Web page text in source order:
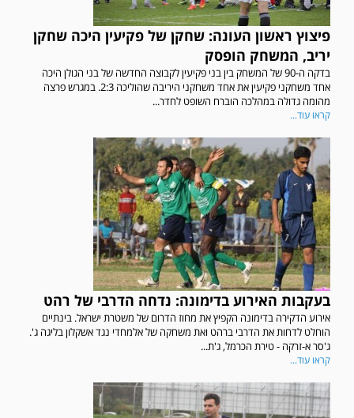
פיצוץ ראשון העונה: שחקן של פקיעין היכה שחקן
יריב, המשחק הופסק
בדקה ה-90 של המשחק בין בני פקיעין לקבוצה החדשה של בני הגולן היכה
אחד משחקני פקיעין את אחד משחקני היריבה שהוליכה 2:3. במגרש פרצה
מהומה גדולה במהלכה הוברח השופט לחדר...
קראו עוד...
בעקבות האירוע בדימונה: נדחה הדרבי של רהט
אירוע הדקירה בדימונה הקפיץ את מחוז הדרום של משטרת ישראל. בינתיים
הוחלט לדחות את הדרבי ברהט ואת משחקה של אלמחדי נגד אשקלון בליגה ג'.
ג'סר א-זרקה - טירת הכרמל, ג'ת...
קראו עוד...